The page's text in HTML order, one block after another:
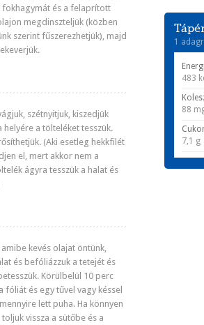
és a felaprított
megdinszteljük (közben
szerint fűszerezhetjük), majd
szétnyitjuk, kiszedjük
helyére a tölteléket tesszük.
(Aki esetleg hekkfilét
el, mert akkor nem a
ágyra tesszük a halat és
kevés olajat öntünk,
és befóliázzuk a tetejét és
Körülbelül 10 perc
fóliát és egy tűvel vagy késsel
lett puha. Ha könnyen
vissza a sütőbe és a
1
483
88
7,1 g